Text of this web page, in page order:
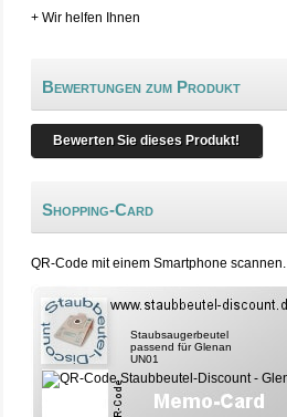
+ Wir helfen Ihnen
Bewertungen zum Produkt
Bewerten Sie dieses Produkt!
Shopping-Card
QR-Code mit einem Smartphone scannen.
Staubsaugerbeutel
passend für Glenan
UN01